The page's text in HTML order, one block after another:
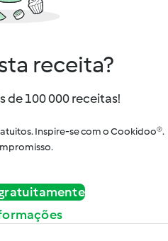
receita?
de 100 000 receitas!
Inspire-se com o Cookidoo®.